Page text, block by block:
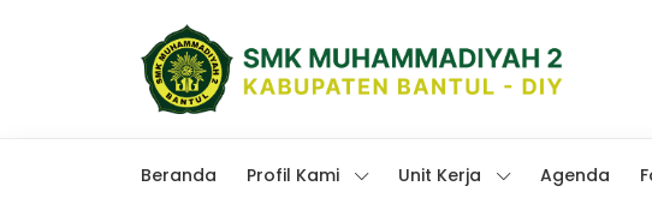
Beranda Profil Kami Unit Kerja Agenda